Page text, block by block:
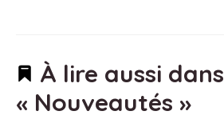
À lire aussi dans
« Nouveautés »